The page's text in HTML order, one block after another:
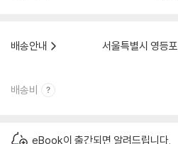
배송안내
서울특별시 영등
배송비
eBook이 출간되면 알려드립니다.